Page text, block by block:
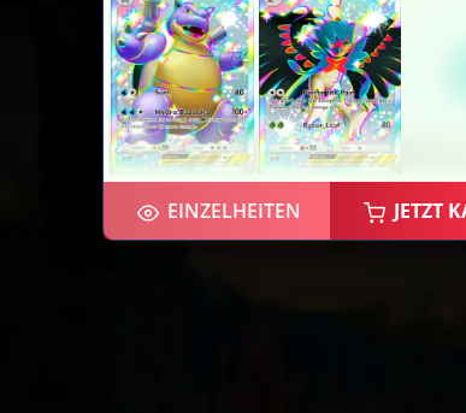
EINZELHEITEN JETZT